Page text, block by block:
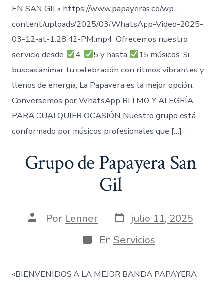
EN SAN GIL» https://www.papayeras.co/wp-
content/uploads/2025/03/WhatsApp-Video-2025-
03-12-at-1.28.42-PM.mp4 Ofrecemos nuestro
servicio desde
4, 5 y hasta
15 músicos. Si
buscas animar tu celebración con ritmos vibrantes y
llenos de energía, La Papayera es la mejor opción.
Conversemos por WhatsApp RITMO Y ALEGRÍA
PARA CUALQUIER OCASIÓN Nuestro grupo está
conformado por músicos profesionales que […]
Grupo de Papayera San
Gil
AutorPor Lenner Fecha
de
publicación
julio 11, 2025
Categorías
En Servicios
«BIENVENIDOS A LA MEJOR BANDA PAPAYERA